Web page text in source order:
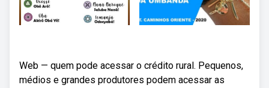
Web — quem pode acessar o crédito rural. Pequenos,
médios e grandes produtores podem acessar as